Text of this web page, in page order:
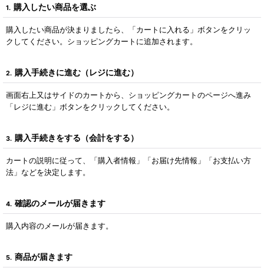
1. 購入したい商品を選ぶ
購入したい商品が決まりましたら、「カートに入れる」ボタンをクリッ
クしてください。ショッピングカートに追加されます。
2. 購入手続きに進む（レジに進む）
画面右上又はサイドのカートから、ショッピングカートのページへ進み
「レジに進む」ボタンをクリックしてください。
3. 購入手続きをする（会計をする）
カートの説明に従って、「購入者情報」「お届け先情報」「お支払い方
法」などを決定します。
4. 確認のメールが届きます
購入内容のメールが届きます。
5. 商品が届きます